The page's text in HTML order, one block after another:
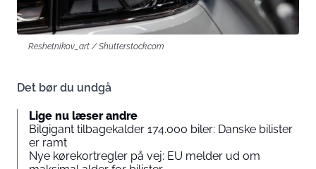
Reshetnikov_art / Shutterstock.com
Det bør du undgå
Lige nu læser andre
Bilgigant tilbagekalder 174.000 biler: Danske bilister
er ramt
Nye kørekortregler på vej: EU melder ud om